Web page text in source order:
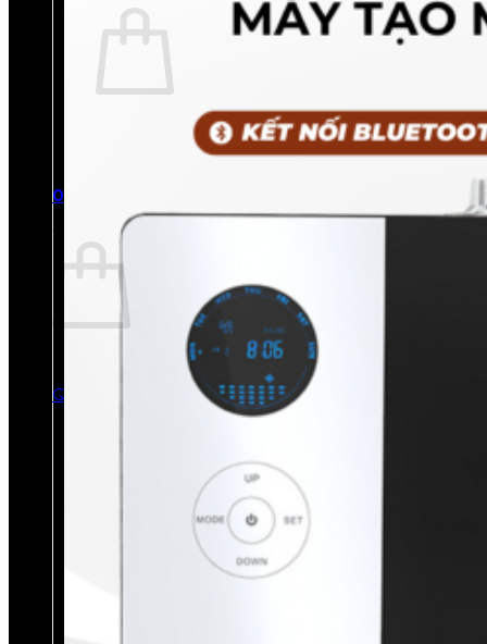
Chưa có sản phẩm trong giỏ hàng.
Quay trở lại cửa hàng
0
Giỏ hàng
Chưa có sản phẩm trong giỏ hàng.
Quay trở lại cửa hàng